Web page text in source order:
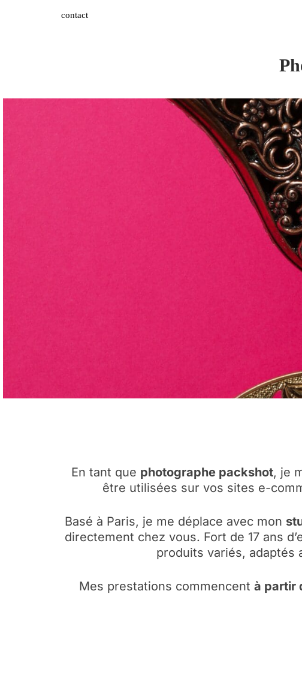
contact
En tant que photographe packshot, je
être utilisées sur vos sites e-
Basé à Paris, je me déplace avec mon
directement chez vous. Fort de 17 ans
produits variés, adaptés
Mes prestations commencent à partir